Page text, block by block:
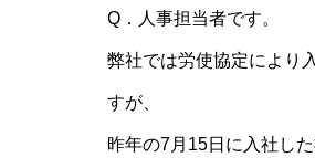
Q．人事担当者です。
弊社では労使協定により
すが、
昨年の7月15日に入社し